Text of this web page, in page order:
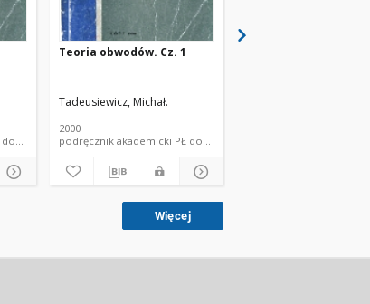
podręcznik akademicki PŁ dokument piśmienniczy książka
Teoria obwodów. Cz. 1
Tadeusiewicz, Michał.
2000
Więcej